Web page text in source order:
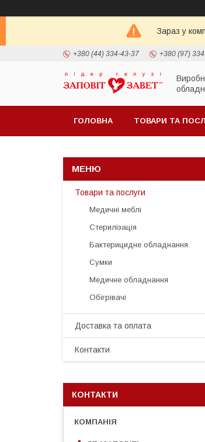
Зараз у
+380 (44) 334-43-37 +380 (97)
ГОЛОВНА ТОВАРИ ТА
Товари та послуги
Медичні меблі
Стерилізація
Бактерицидне обладнання
Сумки
Медичне обладнання
Обігрівачі
Доставка та оплата
Контакти
КОНТАКТИ